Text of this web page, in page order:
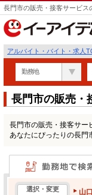
長門市の販売・接客サービス
アルバイト・バイト・求人
勤務地
長門市の販売・
長門市の販売・接客サー
あなたにぴったりの長門
勤務地で検索
選択・変更
山